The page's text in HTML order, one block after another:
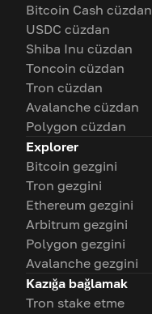
Bitcoin Cash cüzdan
USDC cüzdan
Shiba Inu cüzdan
Toncoin cüzdan
Tron cüzdan
Avalanche cüzdan
Polygon cüzdan
Explorer
Bitcoin gezgini
Tron gezgini
Ethereum gezgini
Arbitrum gezgini
Polygon gezgini
Avalanche gezgini
Kazığa bağlamak
Tron stake etme